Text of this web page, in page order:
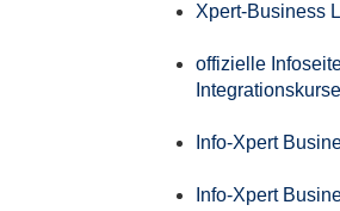
Xpert-Business
offizielle
Info-Xpert
Info-Xpert